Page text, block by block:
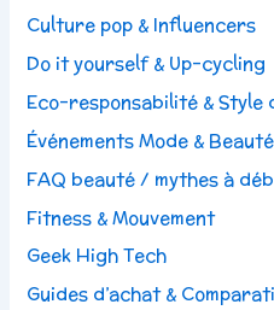
Culture pop & Influencers
Do it yourself & Up-cycling
Eco-responsabilité & Style
Événements Mode & Beauté
FAQ beauté / mythes à
Fitness & Mouvement
Geek High Tech
Guides d’achat &